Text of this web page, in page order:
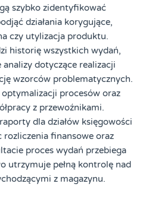
szybko zidentyfikować
działania korygujące,
czy utylizacja produktu.
historię wszystkich wydań,
analizy dotyczące realizacji
wzorców problematycznych.
optymalizacji procesów oraz
z przewoźnikami.
dla działów księgowości
rozliczenia finansowe oraz
proces wydań przebiega
utrzymuje pełną kontrolę nad
z magazynu.